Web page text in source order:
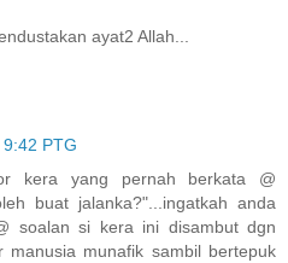
ayat2 Allah...
PTG
kera yang pernah berkata @
buat jalanka?"...ingatkah anda
soalan si kera ini disambut dgn
manusia munafik sambil bertepuk